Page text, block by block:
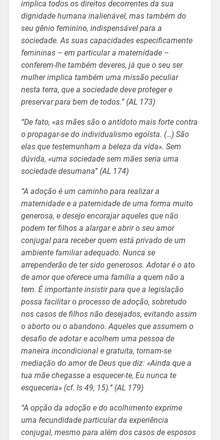
implica todos os direitos decorrentes da sua
dignidade humana inalienável, mas também do
seu gênio feminino, indispensável para a
sociedade. As suas capacidades especificamente
femininas – em particular a maternidade –
conferem-lhe também deveres, já que o seu ser
mulher implica também uma missão peculiar
nesta terra, que a sociedade deve proteger e
preservar para bem de todos.” (AL 173)
“De fato, «as mães são o antídoto mais forte contra
o propagar-se do individualismo egoísta. (…) São
elas que testemunham a beleza da vida». Sem
dúvida, «uma sociedade sem mães seria uma
sociedade desumana” (AL 174)
“A adoção é um caminho para realizar a
maternidade e a paternidade de uma forma muito
generosa, e desejo encorajar aqueles que não
podem ter filhos a alargar e abrir o seu amor
conjugal para receber quem está privado de um
ambiente familiar adequado. Nunca se
arrependerão de ter sido generosos. Adotar é o ato
de amor que oferece uma família a quem não a
tem. É importante insistir para que a legislação
possa facilitar o processo de adoção, sobretudo
nos casos de filhos não desejados, evitando assim
o aborto ou o abandono. Aqueles que assumem o
desafio de adotar e acolhem uma pessoa de
maneira incondicional e gratuita, tornam-se
mediação do amor de Deus que diz: «Ainda que a
tua mãe chegasse a esquecer-te, Eu nunca te
esqueceria» (cf. Is 49, 15).” (AL 179)
“A opção da adoção e do acolhimento exprime
uma fecundidade particular da experiência
conjugal, mesmo para além dos casos de esposos